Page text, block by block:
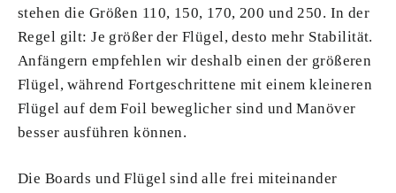
stehen die Größen 110, 150, 170, 200 und 250. In der
Regel gilt: Je größer der Flügel, desto mehr Stabilität.
Anfängern empfehlen wir deshalb einen der größeren
Flügel, während Fortgeschrittene mit einem kleineren
Flügel auf dem Foil beweglicher sind und Manöver
besser ausführen können.
Die Boards und Flügel sind alle frei miteinander